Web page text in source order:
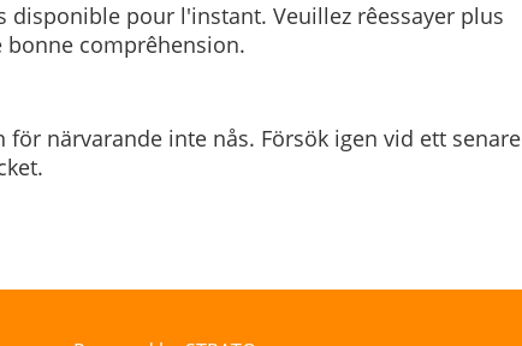
disponible pour l'instant. Veuillez rêessayer plus
comprêhension.
för närvarande inte nås. Försök igen vid ett senare